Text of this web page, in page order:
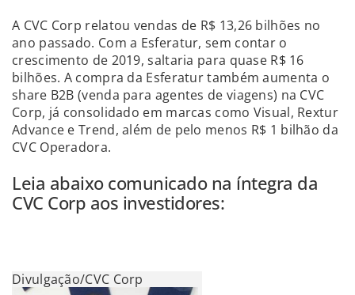
A CVC Corp relatou vendas de R$ 13,26 bilhões no
ano passado. Com a Esferatur, sem contar o
crescimento de 2019, saltaria para quase R$ 16
bilhões. A compra da Esferatur também aumenta o
share B2B (venda para agentes de viagens) na CVC
Corp, já consolidado em marcas como Visual, Rextur
Advance e Trend, além de pelo menos R$ 1 bilhão da
CVC Operadora.
Leia abaixo comunicado na íntegra da
CVC Corp aos investidores:
Divulgação/CVC Corp